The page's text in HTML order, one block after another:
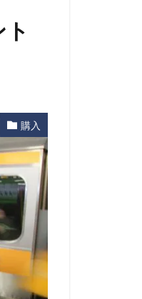
購入